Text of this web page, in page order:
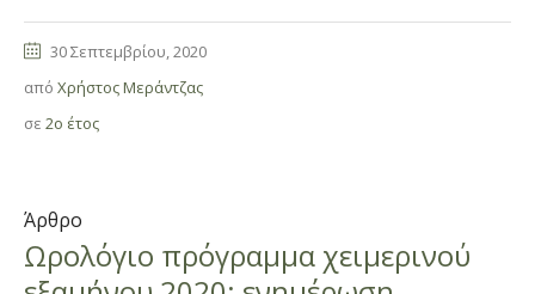
30 Σεπτεμβρίου, 2020
από Χρήστος Μεράντζας
σε 2ο έτος
Άρθρο
Ωρολόγιο πρόγραμμα χειμερινού